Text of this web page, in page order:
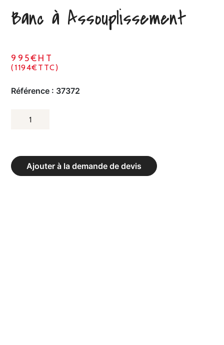
Banc à Assouplissement
995€HT
(1194€TTC)
Référence : 37372
Ajouter à la demande de devis
QUANTITÉ
À
ASSOUPLISSEMENT